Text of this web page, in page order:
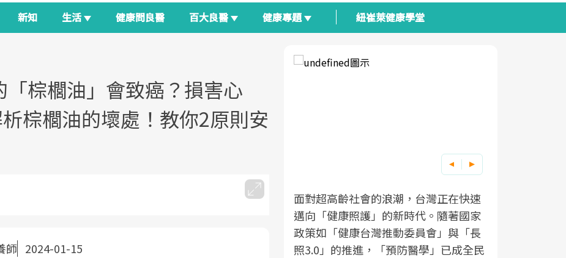
新知 生活 健康問良醫 百大良醫 健康專題 紐崔萊健康學堂
棕櫚油」會致癌？損害心
棕櫚油的壞處！教你2原則安
師 2024-01-15
2025年，就到良醫生活祭體驗「一站式
良醫健康網從「換季的身體變化」出
改善行動。
根據不同性別與年齡，帶你找到過去、
因應超高齡社會來臨，良醫健康網推動
民眾健康的關鍵角色，並透過問卷調
面對超高齡社會的浪潮，台灣正在快速
邁向「健康照護」的新時代。隨著國家
政策如「健康台灣推動委員會」與「長
照3.0」的推進，「預防醫學」已成全民